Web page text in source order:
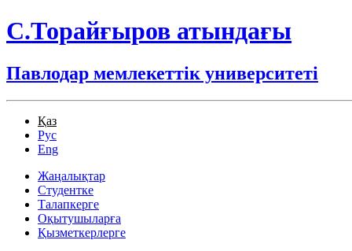
С.Торайғыров атындағы
Павлодар мемлекеттік университеті
Қаз
Рус
Eng
Жаңалықтар
Студентке
Талапкерге
Оқытушыларға
Қызметкерлерге